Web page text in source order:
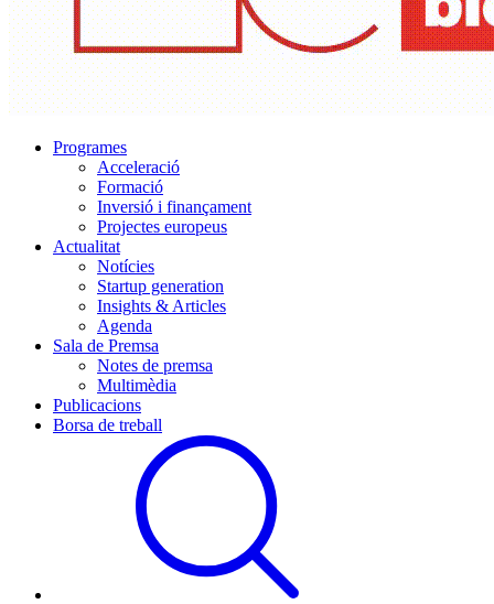
Programes
Acceleració
Formació
Inversió i finançament
Projectes europeus
Actualitat
Notícies
Startup generation
Insights & Articles
Agenda
Sala de Premsa
Notes de premsa
Multimèdia
Publicacions
Borsa de treball